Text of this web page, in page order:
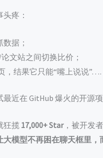
疼：
据；
文站之间切换比价；
，结果它只能“嘴上说说
最近在 GitHub 爆火的开源
狂揽 17,000+ Star，被开发
大模型不再困在聊天框里